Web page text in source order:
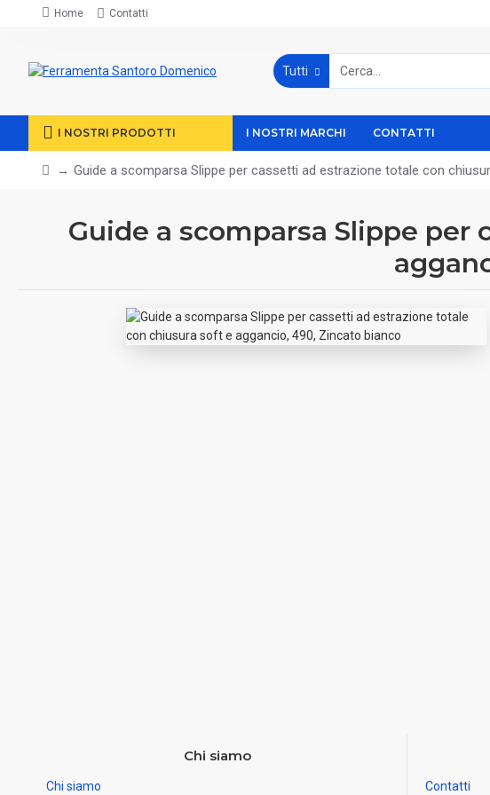
Home Contatti
Tutti
I NOSTRI PRODOTTI I NOSTRI MARCHI CONTATTI
Guide a scomparsa Slippe per cassetti ad estrazione totale con
Guide a scomparsa Slippe
Chi siamo
Chi siamo Contatti